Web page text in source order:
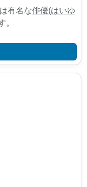
有名な俳優(はいゆ
。